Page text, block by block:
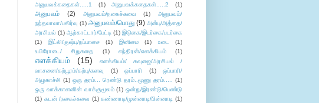
அனுபவக்கதைகள்.....1
(1) அனுபவக்கதைகள்.....2 (1)
அனுபவம் (2) அனுபவம்/நகைச்சுவை (1)
அனுபவம்/
நந்தலாலா/பகிர்வு (1) அனுபவம்/பொது (9) அன்பு/அத்தை/
அரசியல் (1) ஆற்காட்டார்/பேட்டி (1) இடுகை/இடர்கை/படர்கை
(1)
இட்லி/குஷ்பு/நப்பாசை (1) இனிமை (1) உடை
(1)
உயிரோடை/ சிறுகதை
(1) எந்திரன்/எளக்கியம் (1)
எளக்கியம் (15)
எளக்கியம்/ கவுஜை/அரசியல் /
வாசனை/கற்பூரம்/கற்பு/களவு
(1) ஒப்பாரி (1)
ஒப்பாரி/
அழுகாச்சி (1) ஒரு தரம்... ரெண்டு தரம்..மூணு தரம்..... (1)
ஒரு வாக்காளனின் வாக்குமூலம் (1) ஒன்று/இரண்டு/பெண்டு
(1) கடன் /நகைச்சுவை (1) கண்ணாடி/முன்னாடி/பின்னாடி (1)